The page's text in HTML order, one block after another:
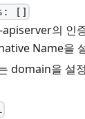
[]
의 인
Name을
domain을 설